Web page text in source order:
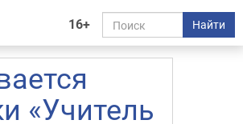
16+ Найти
«Учитель